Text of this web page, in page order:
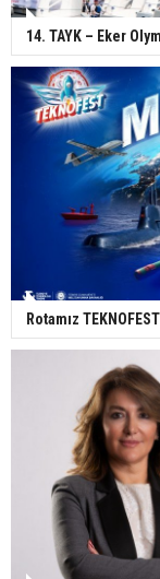
14. TAYK – Eker
Rotamız